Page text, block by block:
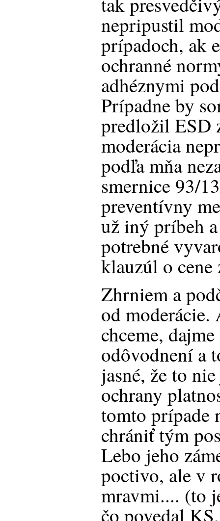
nepripustil
prípadoch, ak
ochranné
adhéznymi
Prípadne by
predložil ESD
moderácia
podľa mňa
smernice 93/
preventívny
už iný príbeh
potrebné
klauzúl o cene
Zhrniem a
od moderácie.
chceme,
odôvodnení a
jasné, že to
ochrany
tomto prípade
chrániť tým
Lebo jeho
poctivo, ale v
mravmi.... (to
čo povedal